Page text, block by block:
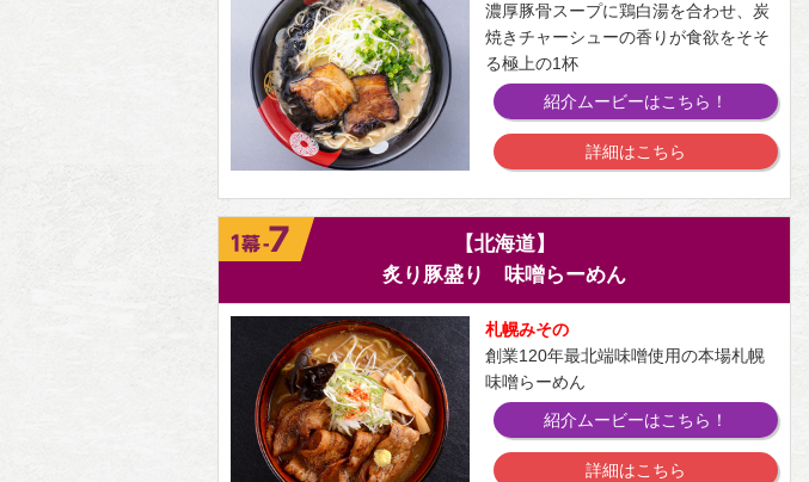
濃厚豚骨スープに鶏白湯を合わせ、炭
焼きチャーシューの香りが食欲をそそ
る極上の1杯
紹介ムービーはこちら！
詳細はこちら
【北海道】
炙り豚盛り 味噌らーめん
札幌みその
創業120年最北端味噌使用の本場札幌
味噌らーめん
紹介ムービーはこちら！
詳細はこちら